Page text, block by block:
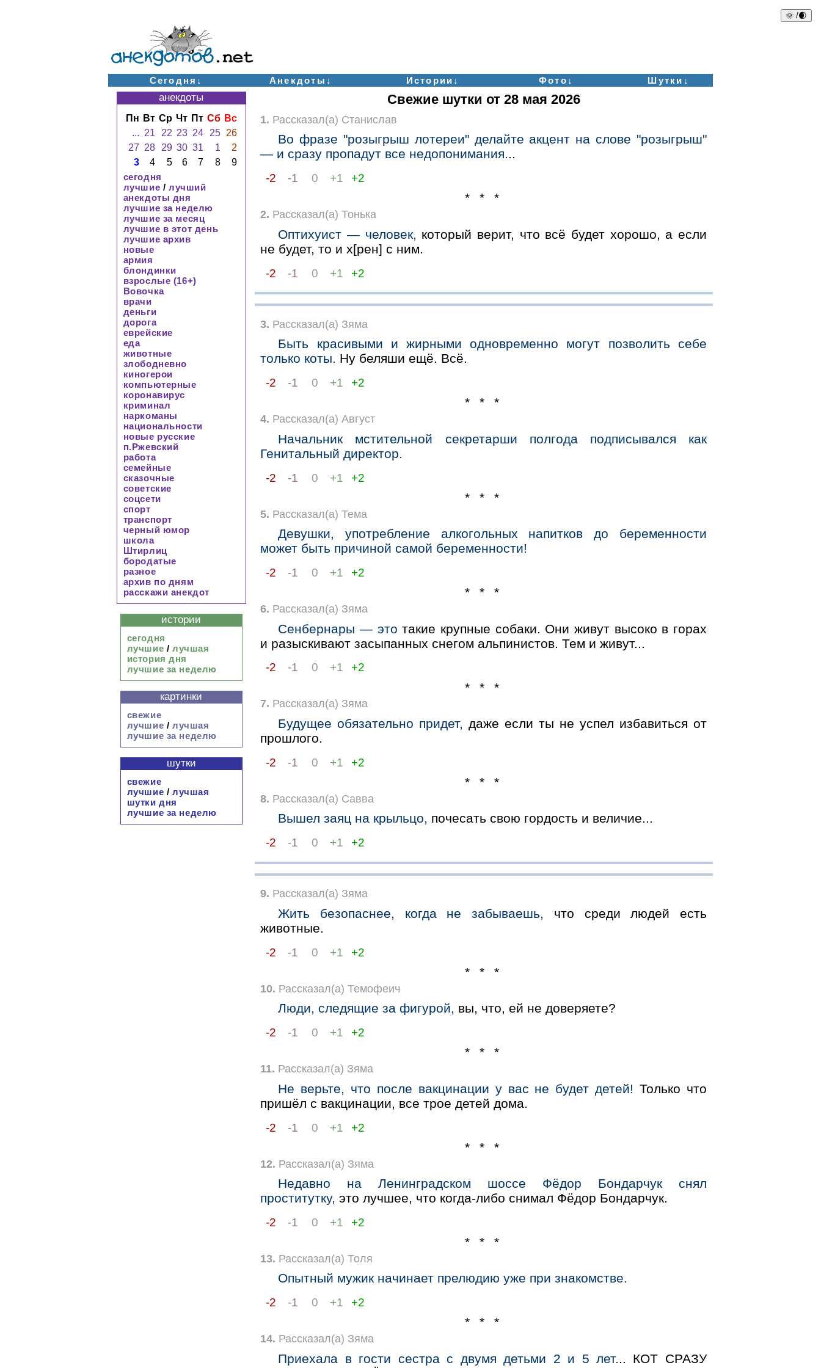
🌞 /🌒
Сегодня↓ Анекдоты↓ Истории↓ Фото↓ Шутки↓
Свежие шутки от 28 мая 2026
1. Рассказал(а) Станислав
Во фразе "розыгрыш лотереи" делайте акцент на слове "розыгрыш"
— и сразу пропадут все недопонимания...
-2 -1 0 +1 +2
* * *
2. Рассказал(а) Тонька
Оптихуист — человек, который верит, что всё будет хорошо, а если
не будет, то и х[рен] с ним.
-2 -1 0 +1 +2
3. Рассказал(а) Зяма
Быть красивыми и жирными одновременно могут позволить себе
только коты. Ну беляши ещё. Всё.
-2 -1 0 +1 +2
* * *
4. Рассказал(а) Август
Начальник мстительной секретарши полгода подписывался как
Генитальный директор.
-2 -1 0 +1 +2
* * *
5. Рассказал(а) Тема
Девушки, употребление алкогольных напитков до беременности
может быть причиной самой беременности!
-2 -1 0 +1 +2
* * *
6. Рассказал(а) Зяма
Сенбернары — это такие крупные собаки. Они живут высоко в горах
и разыскивают засыпанных снегом альпинистов. Тем и живут...
-2 -1 0 +1 +2
* * *
7. Рассказал(а) Зяма
Будущее обязательно придет, даже если ты не успел избавиться от
прошлого.
-2 -1 0 +1 +2
* * *
8. Рассказал(а) Савва
Вышел заяц на крыльцо, почесать свою гордость и величие...
-2 -1 0 +1 +2
9. Рассказал(а) Зяма
Жить безопаснее, когда не забываешь, что среди людей есть
животные.
-2 -1 0 +1 +2
* * *
10. Рассказал(а) Темофеич
Люди, следящие за фигурой, вы, что, ей не доверяете?
-2 -1 0 +1 +2
* * *
11. Рассказал(а) Зяма
Не верьте, что после вакцинации у вас не будет детей! Только что
пришёл с вакцинации, все трое детей дома.
-2 -1 0 +1 +2
* * *
12. Рассказал(а) Зяма
Недавно на Ленинградском шоссе Фёдор Бондарчук снял
проститутку, это лучшее, что когда-либо снимал Фёдор Бондарчук.
-2 -1 0 +1 +2
* * *
13. Рассказал(а) Толя
Опытный мужик начинает прелюдию уже при знакомстве.
-2 -1 0 +1 +2
* * *
14. Рассказал(а) Зяма
Приехала в гости сестра с двумя детьми 2 и 5 лет... КОТ СРАЗУ
анекдоты
Пн Вт Ср Чт Пт Сб Вс
... 21 22 23 24 25
26
27 28 29 30 31 1
2
3
4 5 6 7 8
9
сегодня
лучшие / лучший
анекдоты дня
лучшие за неделю
лучшие за месяц
лучшие в этот день
лучшие архив
новые
армия
блондинки
взрослые (16+)
Вовочка
врачи
деньги
дорога
еврейские
еда
животные
злободневно
киногерои
компьютерные
коронавирус
криминал
наркоманы
национальности
новые русские
п.Ржевский
работа
семейные
сказочные
советские
соцсети
спорт
транспорт
черный юмор
школа
Штирлиц
бородатые
разное
архив по дням
расскажи анекдот
истории
сегодня
лучшие / лучшая
история дня
лучшие за неделю
картинки
свежие
лучшие / лучшая
лучшие за неделю
шутки
свежие
лучшие / лучшая
шутки дня
лучшие за неделю